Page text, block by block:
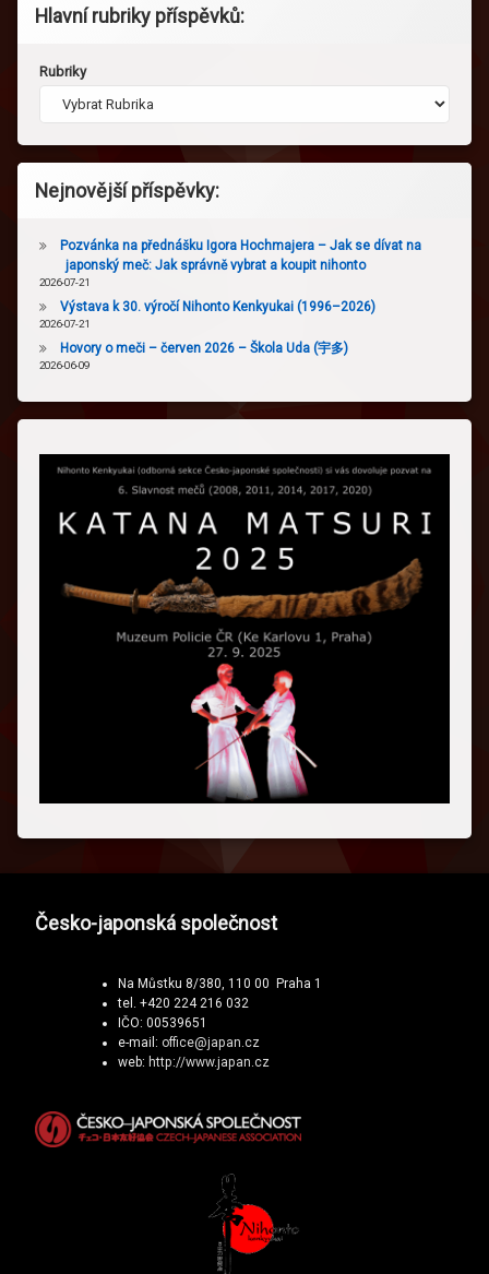
Hlavní rubriky příspěvků:
Rubriky
Nejnovější příspěvky:
Pozvánka na přednášku Igora Hochmajera – Jak se dívat na
japonský meč: Jak správně vybrat a koupit nihonto
2026-07-21
Výstava k 30. výročí Nihonto Kenkyukai (1996–2026)
2026-07-21
Hovory o meči – červen 2026 – Škola Uda (宇多)
2026-06-09
Česko-japonská společnost
Na Můstku 8/380, 110 00 Praha 1
tel. +420 224 216 032
IČO: 00539651
e-mail: office@japan.cz
web: http://www.japan.cz